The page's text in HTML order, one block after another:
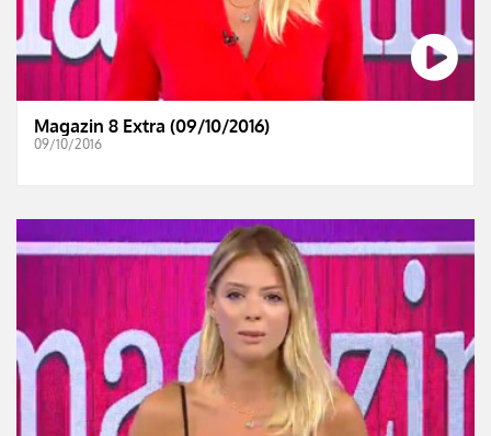
Magazin 8 Extra (09/10/2016)
09/10/2016